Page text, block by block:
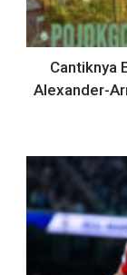
Cantiknya
Alexander-